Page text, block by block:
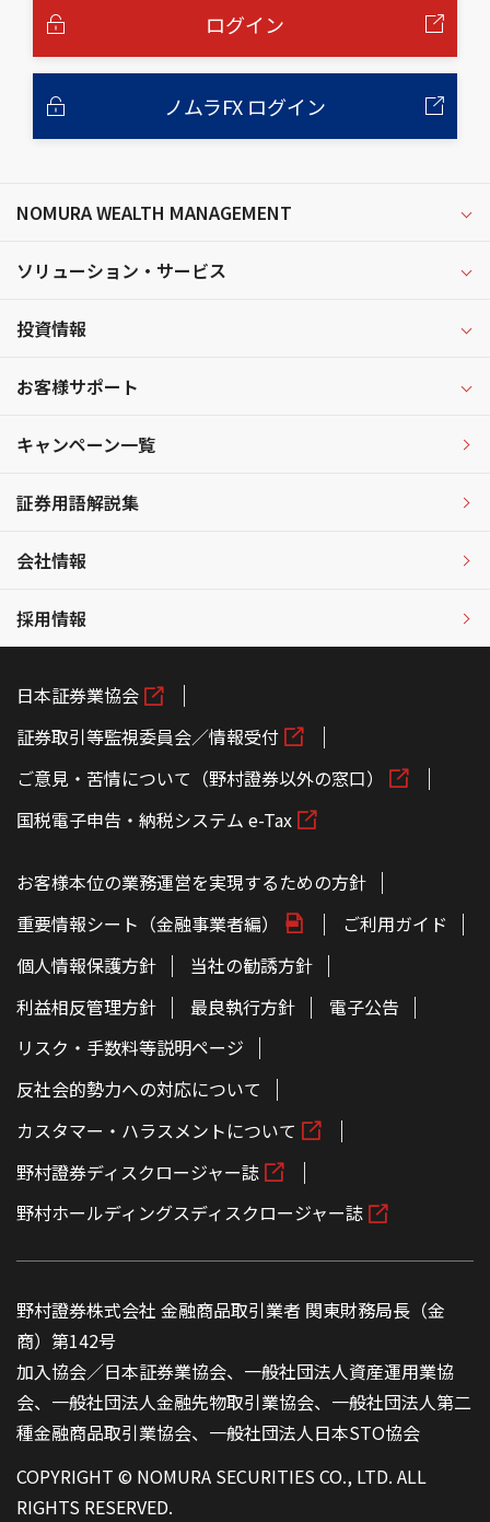
ログイン
ノムラFX ログイン
NOMURA WEALTH MANAGEMENT
ソリューション・サービス
投資情報
お客様サポート
キャンペーン一覧
証券用語解説集
会社情報
採用情報
日本証券業協会
証券取引等監視委員会／情報受付
ご意見・苦情について（野村證券以外の窓口）
国税電子申告・納税システム e-Tax
お客様本位の業務運営を実現するための方針
重要情報シート（金融事業者編）
ご利用ガイド
個人情報保護方針
当社の勧誘方針
利益相反管理方針
最良執行方針
電子公告
リスク・手数料等説明ページ
反社会的勢力への対応について
カスタマー・ハラスメントについて
野村證券ディスクロージャー誌
野村ホールディングスディスクロージャー誌
野村證券株式会社 金融商品取引業者 関東財務局長（金
商）第142号
加入協会／日本証券業協会、一般社団法人資産運用業協
会、一般社団法人金融先物取引業協会、一般社団法人第二
種金融商品取引業協会、一般社団法人日本STO協会
COPYRIGHT © NOMURA SECURITIES CO., LTD. ALL
RIGHTS RESERVED.